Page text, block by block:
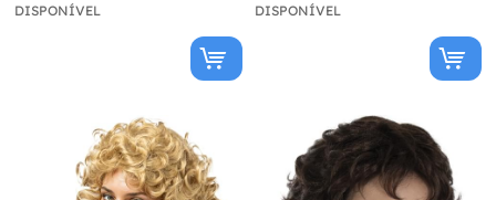
DISPONÍVEL DISPONÍVEL